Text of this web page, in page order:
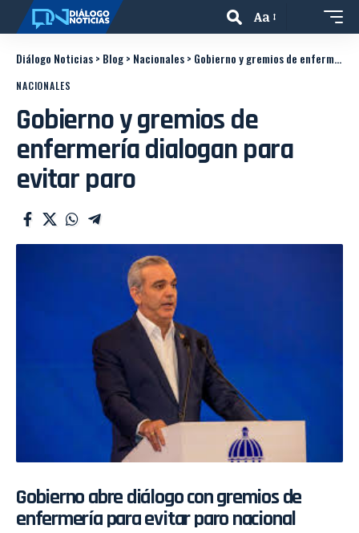
Aa
Diálogo Noticias> Blog> Nacionales> Gobierno y gremios de enfermería dialogan para evitar paro
NACIONALES
Gobierno y gremios de
enfermería dialogan para
evitar paro
Gobierno abre diálogo con gremios de
enfermería para evitar paro nacional